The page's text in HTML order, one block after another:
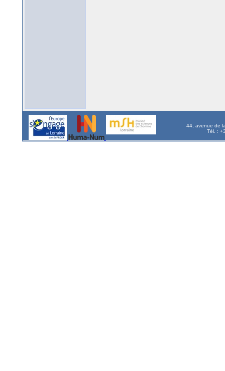
44, avenue de
Tél. :